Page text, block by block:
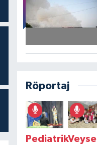
Röportaj
PediatrikVeysel